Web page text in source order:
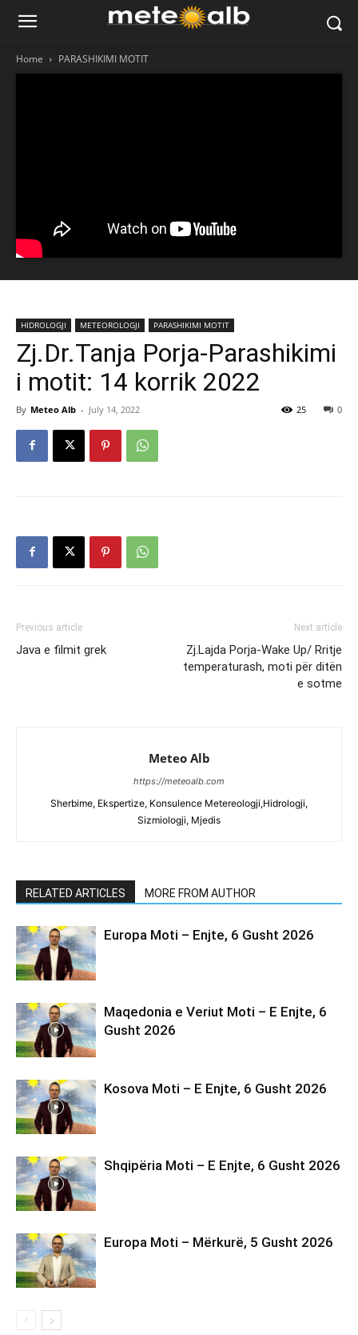
Home PARASHIKIMI MOTIT
HIDROLOGJI METEOROLOGJI PARASHIKIMI MOTIT
Zj.Dr.Tanja Porja-Parashikimi
i motit: 14 korrik 2022
By Meteo Alb - July 14, 2022 0
25
Previous article
Java e filmit grek
Next article
Zj.Lajda Porja-Wake Up/ Rritje
temperaturash, moti për ditën
e sotme
Meteo Alb
https://meteoalb.com
Sherbime, Ekspertize, Konsulence Metereologji,Hidrologji,
Sizmiologji, Mjedis
RELATED ARTICLES MORE FROM AUTHOR
Europa Moti – Enjte, 6 Gusht 2026
Maqedonia e Veriut Moti – E Enjte, 6
Gusht 2026
Kosova Moti – E Enjte, 6 Gusht 2026
Shqipëria Moti – E Enjte, 6 Gusht 2026
Europa Moti – Mërkurë, 5 Gusht 2026